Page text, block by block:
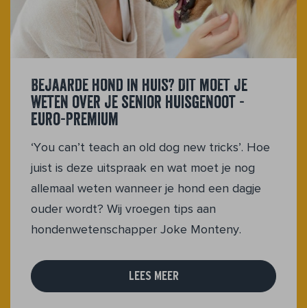
Bejaarde hond in huis? Dit moet je
weten over je senior huisgenoot -
Euro-Premium
‘You can’t teach an old dog new tricks’. Hoe
juist is deze uitspraak en wat moet je nog
allemaal weten wanneer je hond een dagje
ouder wordt? Wij vroegen tips aan
hondenwetenschapper Joke Monteny.
LEES MEER